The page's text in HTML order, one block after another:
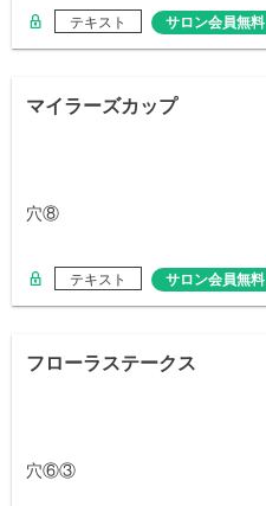
テキスト サロン会員無料
マイラーズカップ
穴⑧
テキスト サロン会員無料
フローラステークス
穴⑥③